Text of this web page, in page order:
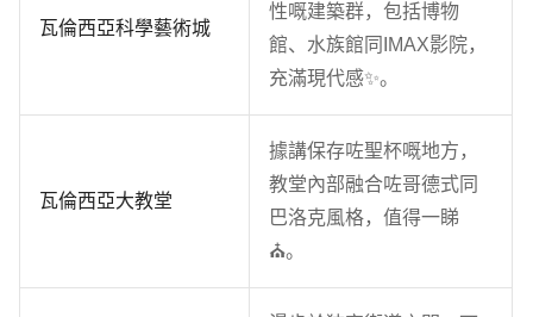
瓦倫西亞科學藝術城
性嘅建築群，包括博物
館、水族館同IMAX影院，
充滿現代感✨。
瓦倫西亞大教堂
據講保存咗聖杯嘅地方，
教堂內部融合咗哥德式同
巴洛克風格，值得一睇
⛪。